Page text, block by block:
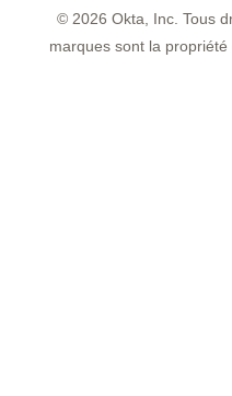
© 2026 Okta, Inc. Tous
marques sont la